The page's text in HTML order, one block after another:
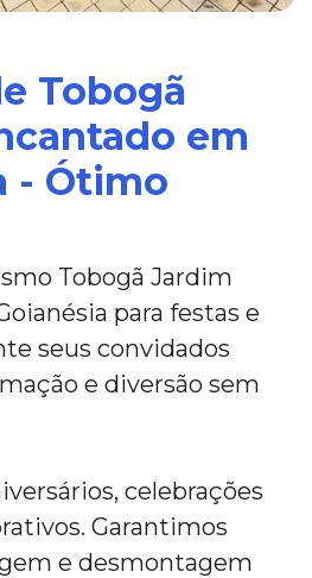
Tobogã
em
- Ótimo
Tobogã Jardim
para festas e
seus convidados
e diversão sem
celebrações
Garantimos
e desmontagem